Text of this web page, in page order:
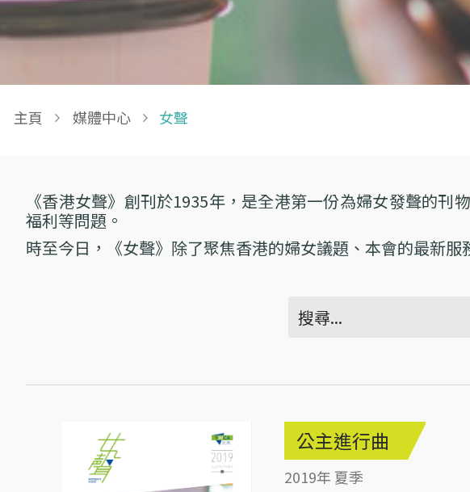
Breadcrumb
主頁 媒體中心 女聲
《香港女聲》創刊於1935年，是全港第一份為婦女發聲的
福利等問題。
時至今日，《女聲》除了聚焦香港的婦女議題、本會的最新
公主進行曲
2019年 夏季